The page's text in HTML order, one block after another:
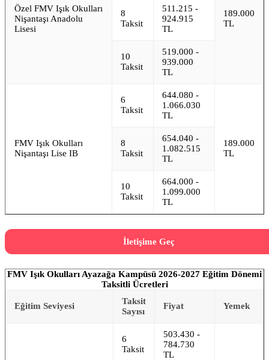
Özel FMV Işık Okulları
Nişantaşı Anadolu
Lisesi
189.000
TL
8
Taksit
511.215 -
924.915
TL
10
Taksit
519.000 -
939.000
TL
FMV Işık Okulları
Nişantaşı Lise IB
6
Taksit
644.080 -
1.066.030
TL
189.000
TL
8
Taksit
654.040 -
1.082.515
TL
10
Taksit
664.000 -
1.099.000
TL
İletişime Geç
FMV Işık Okulları Ayazağa Kampüsü 2026-2027 Eğitim Dönemi
Taksitli Ücretleri
Eğitim Seviyesi
Taksit
Sayısı
Fiyat Yemek
6
Taksit
503.430 -
784.730
TL